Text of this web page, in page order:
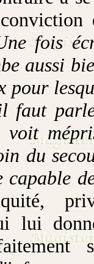
fois
aussi
pour
faut
voit
du
capable
lui